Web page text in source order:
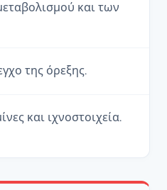
και των
της όρεξης.
και ιχνοστοιχεία.